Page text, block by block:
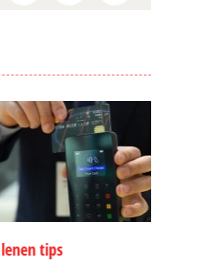
lening